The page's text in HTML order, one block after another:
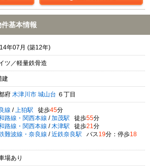
基本情報
年07月 (築12年)
ツ／軽量鉄骨造
建
府 木津川市 城山台 ６丁目
線 / 上狛駅 徒歩45分
路線・関西本線 / 加茂駅 徒歩55分
路線・関西本線 / 木津駅 徒歩21 分
難波線・奈良線 / 近鉄奈良駅 バス 19分：停歩18
場あり